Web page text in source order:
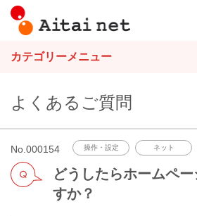
カテゴリーメニュー
よくあるご質問
No.000154 操作・設定 ネット
どうしたらホームペ
すか？